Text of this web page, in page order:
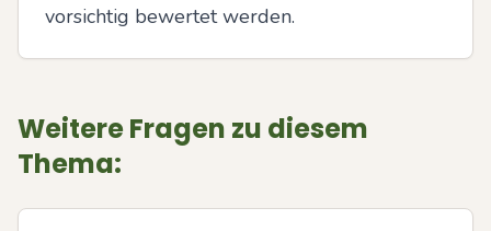
vorsichtig bewertet werden.
Weitere Fragen zu diesem
Thema: